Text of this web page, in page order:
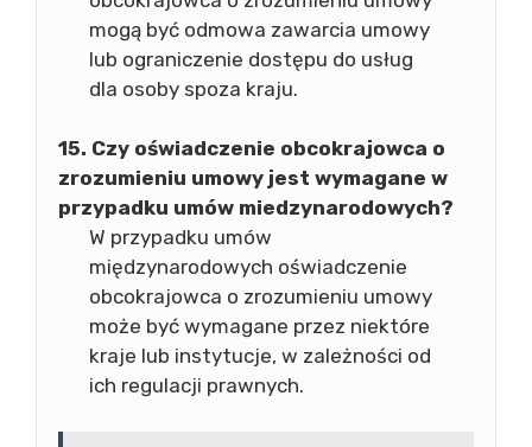
mogą być odmowa zawarcia umowy
lub ograniczenie dostępu do usług
dla osoby spoza kraju.
15. Czy oświadczenie obcokrajowca o
zrozumieniu umowy jest wymagane w
przypadku umów miedzynarodowych?
W przypadku umów
międzynarodowych oświadczenie
obcokrajowca o zrozumieniu umowy
może być wymagane przez niektóre
kraje lub instytucje, w zależności od
ich regulacji prawnych.